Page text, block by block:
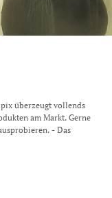
überzeugt vollends
am Markt. Gerne
- Das